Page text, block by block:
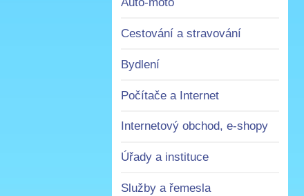
Cestování a stravování
Bydlení
Počítače a Internet
Internetový obchod, e-shopy
Úřady a instituce
Služby a řemesla